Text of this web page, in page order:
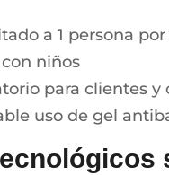
a 1 persona
niños
para clientes y
uso de gel